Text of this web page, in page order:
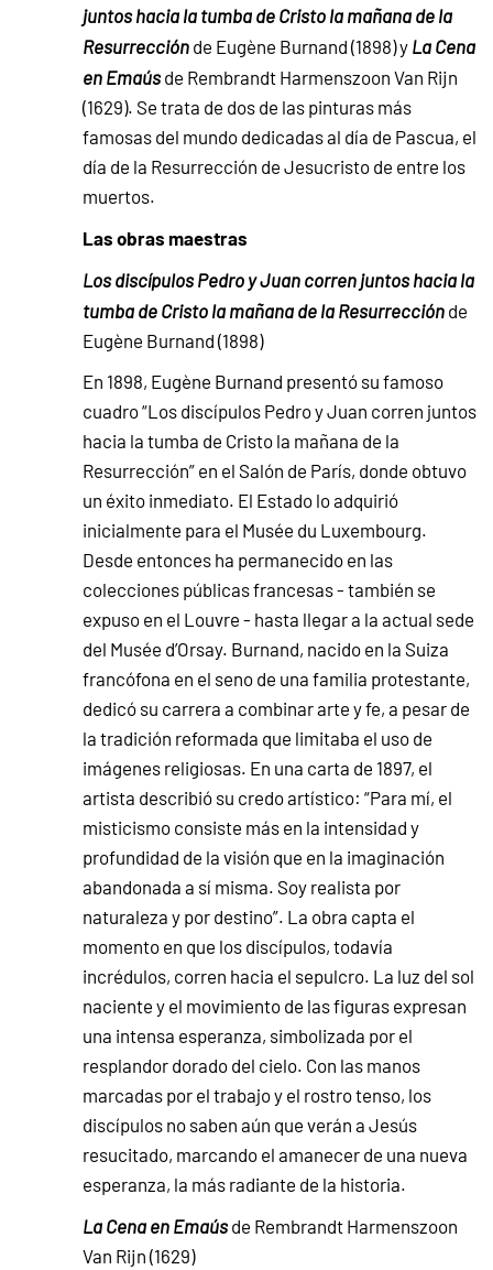
juntos hacia la tumba de Cristo la mañana de la
Resurrecciónde Eugène Burnand (1898) yLa Cena
en Emaúsde Rembrandt Harmenszoon Van Rijn
(1629). Se trata de dos de las pinturas más
famosas del mundo dedicadas al día de Pascua, el
día de la Resurrección de Jesucristo de entre los
muertos.
Las obras maestras
Los discípulos Pedro y Juan corren juntos hacia la
tumba de Cristo la mañana de la Resurrecciónde
Eugène Burnand (1898)
En 1898, Eugène Burnand presentó su famoso
cuadro “Los discípulos Pedro y Juan corren juntos
hacia la tumba de Cristo la mañana de la
Resurrección” en el Salón de París, donde obtuvo
un éxito inmediato. El Estado lo adquirió
inicialmente para el Musée du Luxembourg.
Desde entonces ha permanecido en las
colecciones públicas francesas - también se
expuso en el Louvre - hasta llegar a la actual sede
del Musée d’Orsay. Burnand, nacido en la Suiza
francófona en el seno de una familia protestante,
dedicó su carrera a combinar arte y fe, a pesar de
la tradición reformada que limitaba el uso de
imágenes religiosas. En una carta de 1897, el
artista describió su credo artístico: “Para mí, el
misticismo consiste más en la intensidad y
profundidad de la visión que en la imaginación
abandonada a sí misma. Soy realista por
naturaleza y por destino”. La obra capta el
momento en que los discípulos, todavía
incrédulos, corren hacia el sepulcro. La luz del sol
naciente y el movimiento de las figuras expresan
una intensa esperanza, simbolizada por el
resplandor dorado del cielo. Con las manos
marcadas por el trabajo y el rostro tenso, los
discípulos no saben aún que verán a Jesús
resucitado, marcando el amanecer de una nueva
esperanza, la más radiante de la historia.
La Cena en Emaúsde Rembrandt Harmenszoon
Van Rijn (1629)